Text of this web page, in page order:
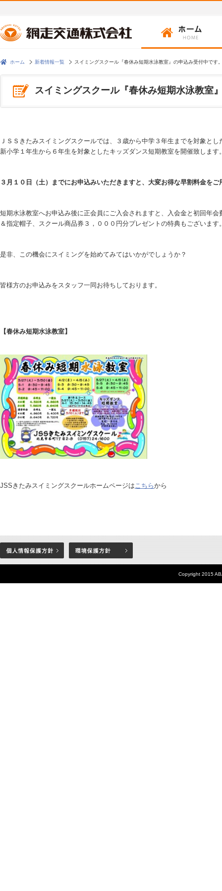
ホーム 新着情報一覧 スイミングスクール『春休み短期水泳教室』の申込み受付中です
スイミングスクール『春休み短期水泳教室
ＪＳＳきたみスイミングスクールでは、３歳から中学３年生までを対象と
新小学１年生から６年生を対象としたキッズダンス短期教室を開催致します
３月１０日（土）までにお申込みいただきますと、大変お得な早割料金を
短期水泳教室へお申込み後に正会員にご入会されますと、入会金と初回年会
＆指定帽子、スクール商品券３，０００円分プレゼントの特典もございます
是非、この機会にスイミングを始めてみてはいかがでしょうか？
皆様方のお申込みをスタッフ一同お待ちしております。
【春休み短期水泳教室】
JSSきたみスイミングスクールホームページはこちらから
Copyright 2015